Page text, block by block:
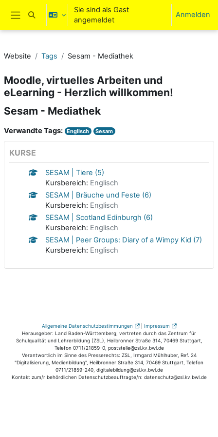
Zum Hauptinhalt
Website-Übersicht
Sucheingabe umschalten
Sie sind als Gast
angemeldet
Anmelden
Website Tags Sesam - Mediathek
Moodle, virtuelles Arbeiten und
eLearning - Herzlich willkommen!
Sesam - Mediathek
Verwandte Tags: Englisch Sesam
KURSE
SESAM | Tiere (5)
Kursbereich: Englisch
SESAM | Bräuche und Feste (6)
Kursbereich: Englisch
SESAM | Scotland Edinburgh (6)
Kursbereich: Englisch
SESAM | Peer Groups: Diary of a Wimpy Kid (7)
Kursbereich: Englisch
Allgemeine Datenschutzbestimmungen | Impressum
Herausgeber: Land Baden-Württemberg, vertreten durch das Zentrum für
Schulqualität und Lehrerbildung (ZSL), Heilbronner Straße 314, 70469 Stuttgart,
Telefon 0711/21859-0, poststelle@zsl.kv.bwl.de
Verantwortlich im Sinne des Presserechts: ZSL, Irmgard Mühlhuber, Ref. 24
"Digitalisierung, Medienbildung", Heilbronner Straße 314, 70469 Stuttgart, Telefon
0711/21859-240, digitalebildung@zsl.kv.bwl.de
Kontakt zum/r behördlichen Datenschutzbeauftragte/n: datenschutz@zsl.kv.bwl.de